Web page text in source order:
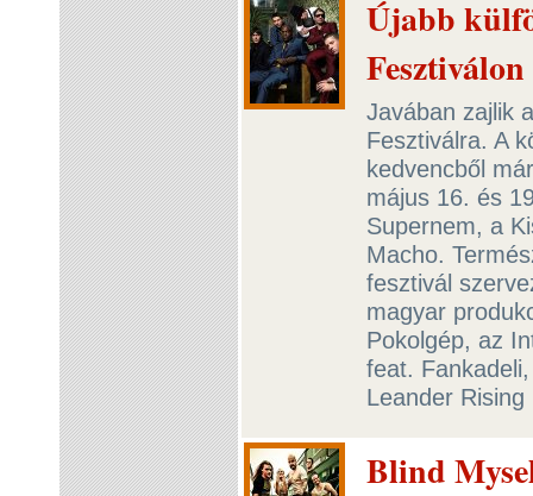
Újabb
Javában zajlik
Fesztiválra. A
kedvencből
május 16. és
Supernem, a
Macho.
fesztivál
magyar
Pokolgép, az
feat.
Leander
Blind